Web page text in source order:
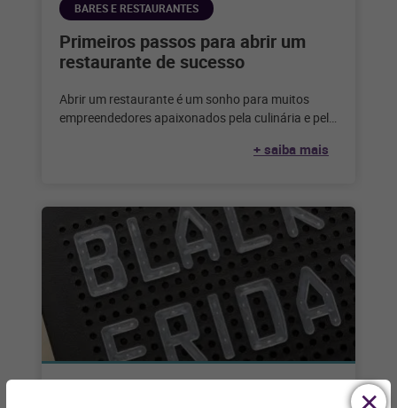
BARES E RESTAURANTES
Primeiros passos para abrir um
restaurante de sucesso
Abrir um restaurante é um sonho para muitos
empreendedores apaixonados pela culinária e pelo
+ saiba mais